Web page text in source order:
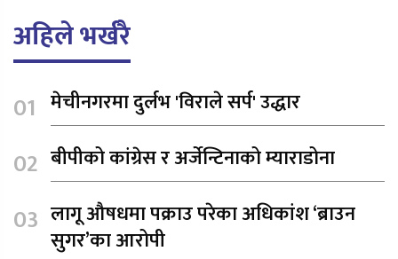
अहिले भर्खरै
मेचीनगरमा दुर्लभ 'विराले सर्प' उद्धार
बीपीको कांग्रेस र अर्जेन्टिनाको म्याराडोना
लागू औषधमा पक्राउ परेका अधिकांश ‘ब्राउन
सुगर’का आरोपी